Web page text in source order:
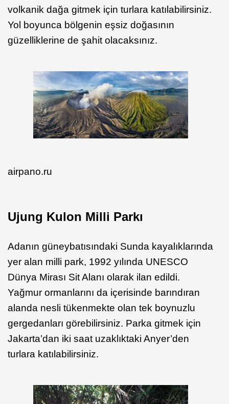
volkanik dağa gitmek için turlara katılabilirsiniz.
Yol boyunca bölgenin eşsiz doğasının
güzelliklerine de şahit olacaksınız.
airpano.ru
Ujung Kulon Milli Parkı
Adanın güneybatısındaki Sunda kayalıklarında
yer alan milli park, 1992 yılında UNESCO
Dünya Mirası Sit Alanı olarak ilan edildi.
Yağmur ormanlarını da içerisinde barındıran
alanda nesli tükenmekte olan tek boynuzlu
gergedanları görebilirsiniz. Parka gitmek için
Jakarta’dan iki saat uzaklıktaki Anyer’den
turlara katılabilirsiniz.